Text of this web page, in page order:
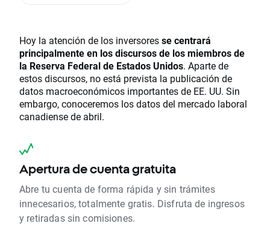
Hoy la atención de los inversoresse centrará
principalmente en los discursos de los miembros de
la Reserva Federal de Estados Unidos. Aparte de
estos discursos, no está prevista la publicación de
datos macroeconómicos importantes de EE. UU. Sin
embargo, conoceremos los datos del mercado laboral
canadiense de abril.
Apertura de cuenta gratuita
Abre tu cuenta de forma rápida y sin trámites
innecesarios, totalmente gratis. Disfruta de ingresos
y retiradas sin comisiones.